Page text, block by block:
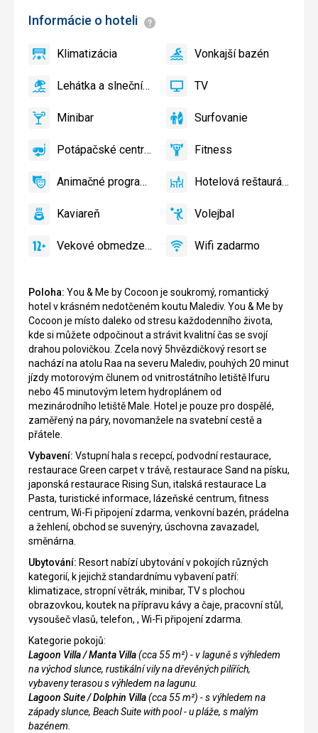
Poloha: You & Me by Cocoon je soukromý, romantický
hotel v krásném nedotčeném koutu Malediv. You & Me by
Cocoon je místo daleko od stresu každodenního života,
kde si můžete odpočinout a strávit kvalitní čas se svojí
drahou polovičkou. Zcela nový 5hvězdičkový resort se
nachází na atolu Raa na severu Malediv, pouhých 20 minut
jízdy motorovým člunem od vnitrostátního letiště Ifuru
nebo 45 minutovým letem hydroplánem od
mezinárodního letiště Male. Hotel je pouze pro dospělé,
zaměřený na páry, novomanžele na svatební cestě a
přátele.
Vybavení: Vstupní hala s recepcí, podvodní restaurace,
restaurace Green carpet v trávě, restaurace Sand na písku,
japonská restaurace Rising Sun, italská restaurace La
Pasta, turistické informace, lázeňské centrum, fitness
centrum, Wi-Fi připojení zdarma, venkovní bazén, prádelna
a žehlení, obchod se suvenýry, úschovna zavazadel,
směnárna.
Ubytování: Resort nabízí ubytování v pokojích různých
kategorií, k jejichž standardnímu vybavení patří:
klimatizace, stropní větrák, minibar, TV s plochou
obrazovkou, koutek na přípravu kávy a čaje, pracovní stůl,
vysoušeč vlasů, telefon, , Wi-Fi připojení zdarma.
Kategorie pokojů:
Lagoon Villa / Manta Villa(cca 55 m²) -v laguně s výhledem
na východ slunce, rustikální vily na dřevěných pilířích,
vybaveny terasou s výhledem na lagunu.
Lagoon Suite / Dolphin Villa(cca 55 m²) -s výhledem na
západy slunce, Beach Suite with pool - u pláže, s malým
bazénem.
Informácie o hoteli Informácie
Klimatizácia
Klimatizácia
áno
VonkajšíVonkajší bazén
áno
Lehátka
slnečníky
bazéne
Lehátka a slnečníky pri bazéne zadarmo
áno TV TV
áno
Minibar,Minibar
áno Surfovanie
Surfovanie
áno
Potápačské
Potápačské centrum
áno FitnessFitness
áno
Animačné
Animačné programy
áno
Hotelová
Hotelová reštaurácia
áno
KaviareňKaviareň
áno VolejbalVolejbal
áno
Vekové
Vekové obmedzenie
áno
Wifi
Wifi zadarmo
áno